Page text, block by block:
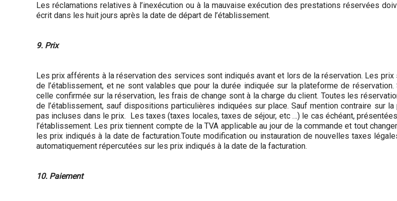
Les réclamations relatives à l’inexécution ou à la mauvaise exécution des prestations réservées
écrit dans les huit jours après la date de départ de l’établissement.
9. Prix
Les prix afférents à la réservation des services sont indiqués avant et lors de la réservation. Les
de l’établissement, et ne sont valables que pour la durée indiquée sur la plateforme de
celle confirmée sur la réservation, les frais de change sont à la charge du client. Toutes les
de l’établissement, sauf dispositions particulières indiquées sur place. Sauf mention contraire sur
pas incluses dans le prix. Les taxes (taxes locales, taxes de séjour, etc …) le cas échéant,
l’établissement. Les prix tiennent compte de la TVA applicable au jour de la commande et tout
les prix indiqués à la date de facturation.Toute modification ou instauration de nouvelles taxes
automatiquement répercutées sur les prix indiqués à la date de la facturation.
10. Paiement